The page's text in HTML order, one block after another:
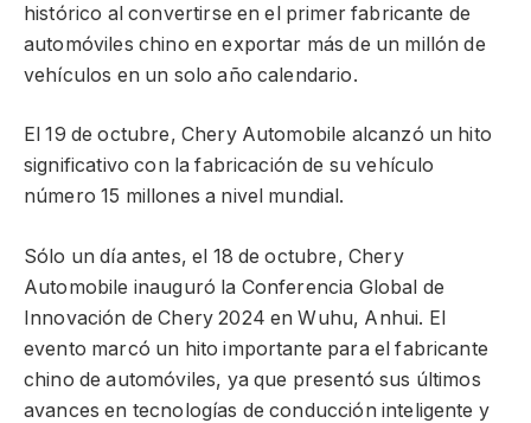
histórico al convertirse en el primer fabricante de
automóviles chino en exportar más de un millón de
vehículos en un solo año calendario.
El 19 de octubre, Chery Automobile alcanzó un hito
significativo con la fabricación de su vehículo
número 15 millones a nivel mundial.
Sólo un día antes, el 18 de octubre, Chery
Automobile inauguró la Conferencia Global de
Innovación de Chery 2024 en Wuhu, Anhui. El
evento marcó un hito importante para el fabricante
chino de automóviles, ya que presentó sus últimos
avances en tecnologías de conducción inteligente y